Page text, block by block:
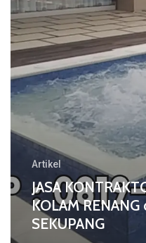
Artikel
JASA
KOLAM RENANG
SEKUPANG